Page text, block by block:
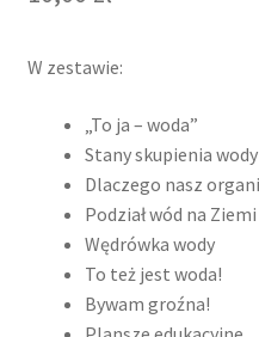
W zestawie:
„To ja – woda”
Stany skupienia wody
Dlaczego nasz
Podział wód na Ziemi
Wędrówka wody
To też jest woda!
Bywam groźna!